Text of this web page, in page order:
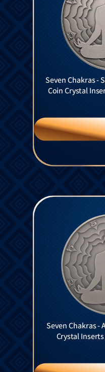
Seven Chakras -
Coin Crystal
Seven Chakras -
Crystal